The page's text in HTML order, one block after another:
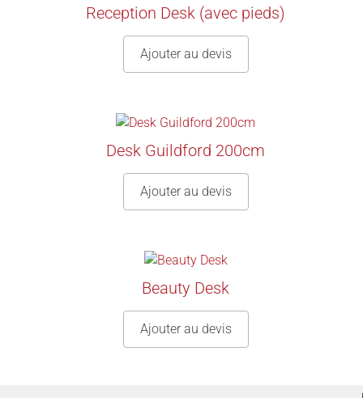
Reception Desk (avec pieds)
Ajouter au devis
Desk Guildford 200cm
Ajouter au devis
Beauty Desk
Ajouter au devis